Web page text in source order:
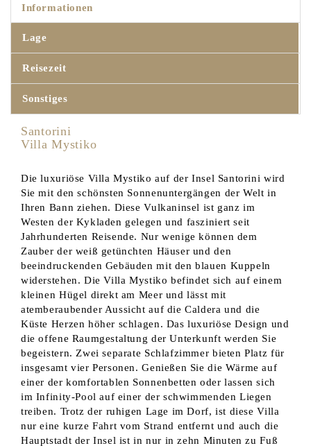
Informationen
Lage
Reisezeit
Sonstiges
Santorini
Villa Mystiko
Die luxuriöse Villa Mystiko auf der Insel Santorini wird
Sie mit den schönsten Sonnenuntergängen der Welt in
Ihren Bann ziehen. Diese Vulkaninsel ist ganz im
Westen der Kykladen gelegen und fasziniert seit
Jahrhunderten Reisende. Nur wenige können dem
Zauber der weiß getünchten Häuser und den
beeindruckenden Gebäuden mit den blauen Kuppeln
widerstehen. Die Villa Mystiko befindet sich auf einem
kleinen Hügel direkt am Meer und lässt mit
atemberaubender Aussicht auf die Caldera und die
Küste Herzen höher schlagen. Das luxuriöse Design und
die offene Raumgestaltung der Unterkunft werden Sie
begeistern. Zwei separate Schlafzimmer bieten Platz für
insgesamt vier Personen. Genießen Sie die Wärme auf
einer der komfortablen Sonnenbetten oder lassen sich
im Infinity-Pool auf einer der schwimmenden Liegen
treiben. Trotz der ruhigen Lage im Dorf, ist diese Villa
nur eine kurze Fahrt vom Strand entfernt und auch die
Hauptstadt der Insel ist in nur in zehn Minuten zu Fuß